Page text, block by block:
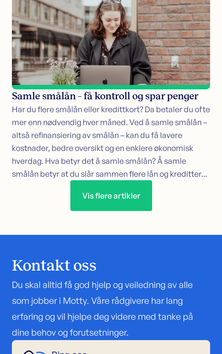
Samle smålån – få kontroll og spar penger
Har du flere smålån eller kredittkort? Da betaler du ofte
mer enn nødvendig hver måned. Ved å samle smålån –
altså refinansiering av smålån – kan du få lavere
kostnader, bedre oversikt og en enklere økonomisk
hverdag. Hva betyr det å samle smålån? Å samle
smålån betyr at du slår sammen flere lån og kreditter...
Vis flere artikler
Kontakt oss
Du skal alltid få god hjelp og veiledning av alle
som jobber i Motty. Våre rådgivere har lang
erfaring og vil hjelpe deg videre med tanke på
dine behov og forutsetninger.